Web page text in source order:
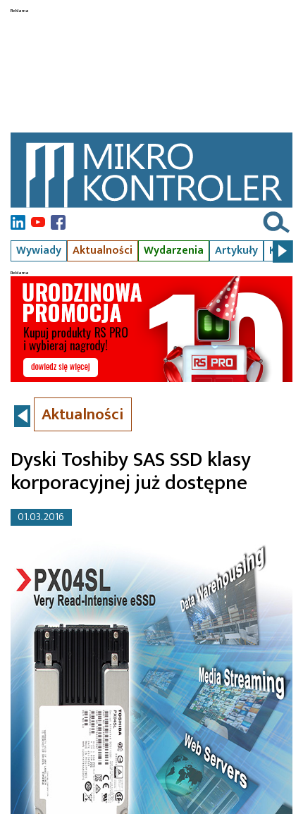
Wywiady Aktualności Wydarzenia Artykuły Kursy
Aktualności
Dyski Toshiby SAS SSD klasy
korporacyjnej już dostępne
01.03.2016